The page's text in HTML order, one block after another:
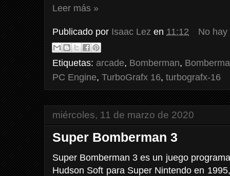
Leer más »
Publicado por Isaac Lez en 11:12 No
Etiquetas: arcade, Bomberman,
PC Engine, TurboGrafx 16, turbografx-16
miércoles, 11 de marzo de 2020
Super Bomberman 3
Super Bomberman 3 es un juego
Hudson Soft para Super Nintendo en